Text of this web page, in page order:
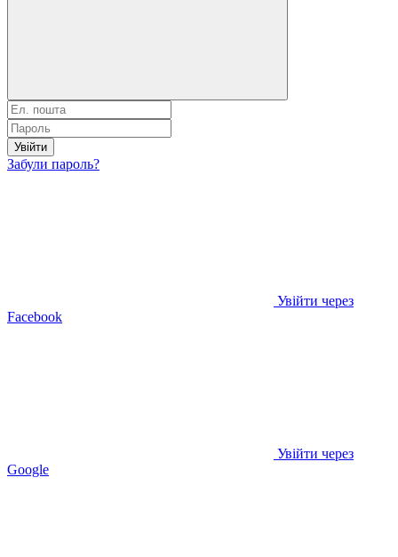
Увійти
Забули пароль?
Увійти через
Facebook
Увійти через
Google